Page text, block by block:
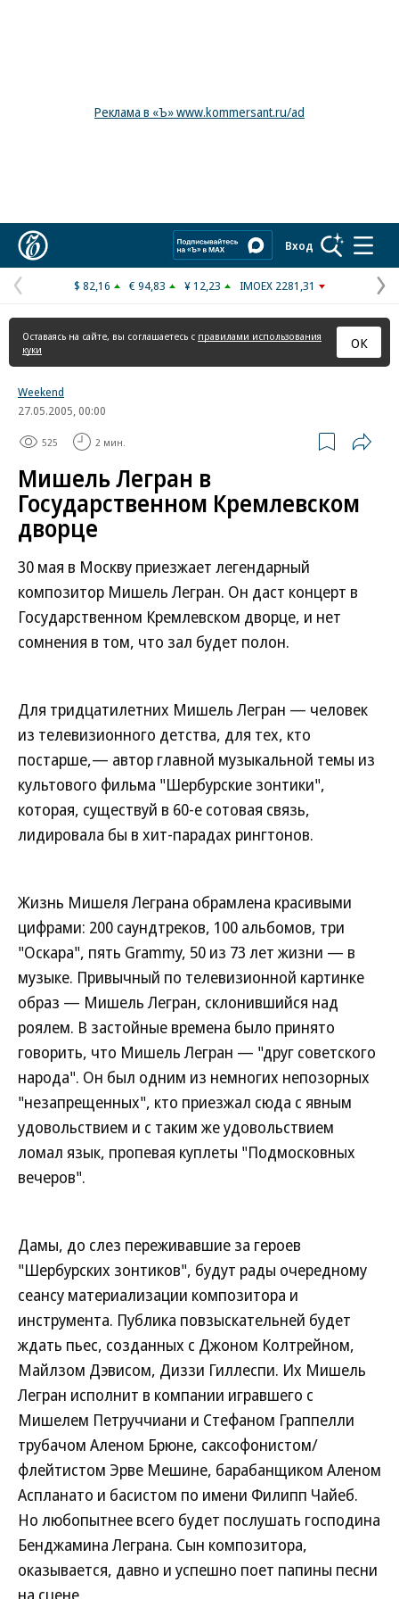
Реклама в «Ъ» www.kommersant.ru/ad
Вход
Предыдущая
страница
$ 82,16 € 94,83 ¥ 12,23 IMOEX 2281,31
Оставаясь на сайте, вы соглашаетесь с правилами использования
куки
ОК
Weekend
27.05.2005, 00:00
525 2 мин.
Мишель Легран в
Государственном Кремлевском
дворце
30 мая в Москву приезжает легендарный
композитор Мишель Легран. Он даст концерт в
Государственном Кремлевском дворце, и нет
сомнения в том, что зал будет полон.
Для тридцатилетних Мишель Легран — человек
из телевизионного детства, для тех, кто
постарше,— автор главной музыкальной темы из
культового фильма "Шербурские зонтики",
которая, существуй в 60-е сотовая связь,
лидировала бы в хит-парадах рингтонов.
Жизнь Мишеля Леграна обрамлена красивыми
цифрами: 200 саундтреков, 100 альбомов, три
"Оскара", пять Grammy, 50 из 73 лет жизни — в
музыке. Привычный по телевизионной картинке
образ — Мишель Легран, склонившийся над
роялем. В застойные времена было принято
говорить, что Мишель Легран — "друг советского
народа". Он был одним из немногих непозорных
"незапрещенных", кто приезжал сюда с явным
удовольствием и с таким же удовольствием
ломал язык, пропевая куплеты "Подмосковных
вечеров".
Дамы, до слез переживавшие за героев
"Шербурских зонтиков", будут рады очередному
сеансу материализации композитора и
инструмента. Публика повзыскательней будет
ждать пьес, созданных с Джоном Колтрейном,
Майлзом Дэвисом, Диззи Гиллеспи. Их Мишель
Легран исполнит в компании игравшего с
Мишелем Петруччиани и Стефаном Граппелли
трубачом Аленом Брюне, саксофонистом/
флейтистом Эрве Мешине, барабанщиком Аленом
Аспланато и басистом по имени Филипп Чайеб.
Но любопытнее всего будет послушать господина
Бенджамина Леграна. Сын композитора,
оказывается, давно и успешно поет папины песни
на сцене.